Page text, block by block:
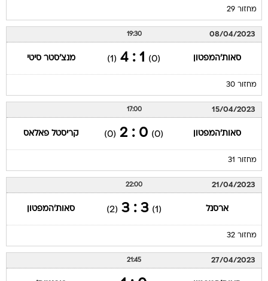
08/04/2023
סאות'המפטון (0)
1 : 4
(1) מנצ'סטר סיטי
מחזור 30
15/04/2023
סאות'המפטון (0)
0 : 2
(0) קריסטל פאלאס
מחזור 31
21/04/2023
ארסנל (1)
3 : 3
(2) סאות'המפטון
27/04/2023
סאות'המפטון (0)
0 : 1
(0) בורנמות'